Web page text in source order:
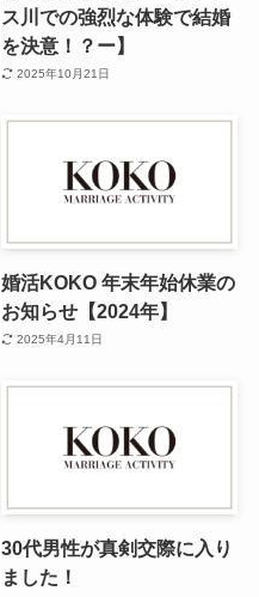
ス川での強烈な体験で結婚
を決意！？ー】
2025年10月21日
婚活KOKO 年末年始休業の
お知らせ【2024年】
2025年4月11日
30代男性が真剣交際に入り
ました！